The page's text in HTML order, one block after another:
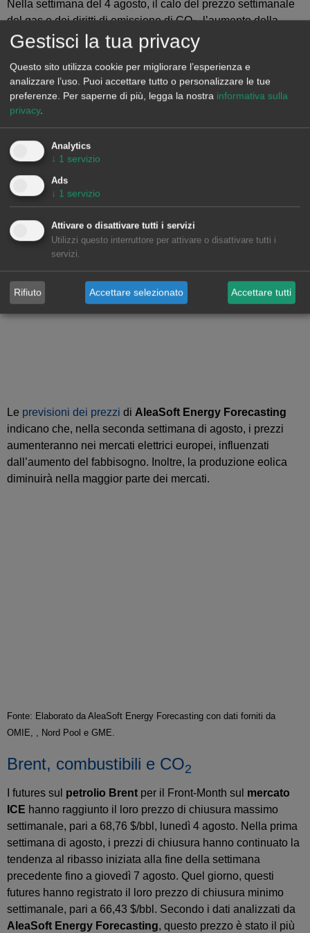
Nella settimana del 4 agosto, il calo del prezzo settimanale
del gas e dei diritti di emissione di CO2, l’aumento della
produzione solare e il calo del fabbisogno nella maggior
parte dei mercati hanno determinato una flessione dei prezzi
nei mercati elettrici europei. Tuttavia, il calo della produzione
eolica ha contribuito all’aumento dei prezzi in Spagna, Italia
e Portogallo. Inoltre, nel mercato spagnolo è aumentata il
Le previsioni dei prezzi di AleaSoft Energy Forecasting
indicano che, nella seconda settimana di agosto, i prezzi
aumenteranno nei mercati elettrici europei, influenzati
dall’aumento del fabbisogno. Inoltre, la produzione eolica
diminuirà nella maggior parte dei mercati.
Fonte: Elaborato da AleaSoft Energy Forecasting con dati forniti da
OMIE, , Nord Pool e GME.
Brent, combustibili e CO2
I futures sul petrolio Brent per il Front‑Month sul mercato
ICE hanno raggiunto il loro prezzo di chiusura massimo
settimanale, pari a 68,76 $/bbl, lunedì 4 agosto. Nella prima
settimana di agosto, i prezzi di chiusura hanno continuato la
tendenza al ribasso iniziata alla fine della settimana
precedente fino a giovedì 7 agosto. Quel giorno, questi
futures hanno registrato il loro prezzo di chiusura minimo
settimanale, pari a 66,43 $/bbl. Secondo i dati analizzati da
AleaSoft Energy Forecasting, questo prezzo è stato il più
Gestisci la tua privacy
Questo sito utilizza cookie per migliorare l’esperienza e
analizzare l’uso. Puoi accettare tutto o personalizzare le tue
preferenze. Per saperne di più, legga la nostra informativa sulla
privacy.
Analytics
↓ 1 servizio
Ads
↓ 1 servizio
Attivare o disattivare tutti i servizi
Utilizzi questo interruttore per attivare o disattivare tutti i
servizi.
Rifiuto Accettare selezionato Accettare tutti